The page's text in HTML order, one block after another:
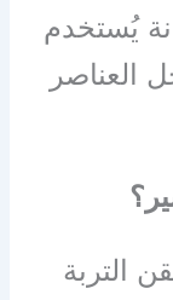
يُستخدم
العناصر
التربة